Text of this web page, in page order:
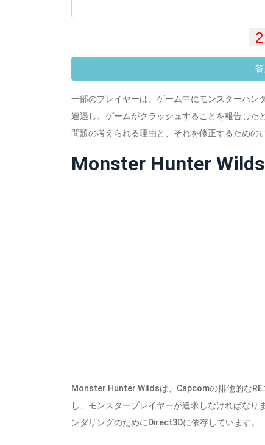
一部のプレイヤーは、ゲーム中にモンスターハン
遭遇し、ゲームがクラッシュすることを報告した
問題の考えられる理由と、それを修正するための
Monster Hunter
Monster Hunter Wildsは、Capcomの排他的な
し、モンスタープレイヤーが追求しなければなり
ンダリングのためにDirect3Dに依存しています。